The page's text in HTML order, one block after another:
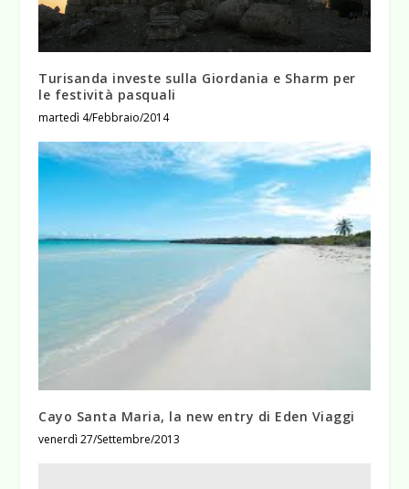
Turisanda investe sulla Giordania e Sharm per
le festività pasquali
martedì 4/Febbraio/2014
Cayo Santa Maria, la new entry di Eden Viaggi
venerdì 27/Settembre/2013